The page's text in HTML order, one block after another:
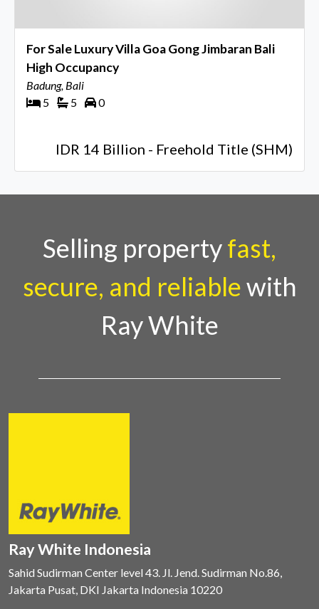
For Sale Luxury Villa Goa Gong Jimbaran Bali
High Occupancy
Badung, Bali
5
5 0
IDR 14 Billion - Freehold Title (SHM)
Selling propertyfast,
secure, and reliablewith
Ray White
Ray White Indonesia
Sahid Sudirman Center level 43. Jl. Jend. Sudirman No.86,
Jakarta Pusat, DKI Jakarta Indonesia 10220